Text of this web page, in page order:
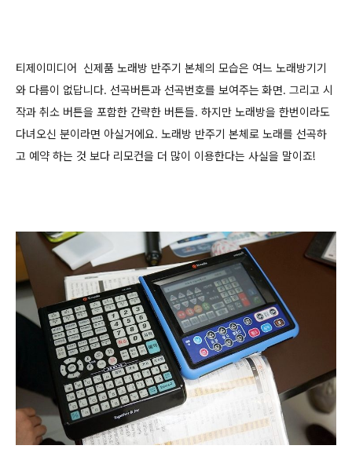
티제이미디어 신제품 노래방 반주기 본체의 모습은 여느 노래방기기
와 다름이 없답니다. 선곡버튼과 선곡번호를 보여주는 화면. 그리고 시
작과 취소 버튼을 포함한 간략한 버튼들. 하지만 노래방을 한번이라도
다녀오신 분이라면 아실거에요. 노래방 반주기 본체로 노래를 선곡하
고 예약 하는 것 보다 리모컨을 더 많이 이용한다는 사실을 말이죠!